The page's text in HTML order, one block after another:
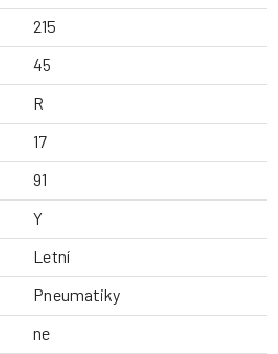
215
45
R
17
91
Y
Letní
Pneumatiky
ne